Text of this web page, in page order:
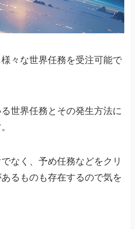
々な世界任務を受注可能で
世界任務とその発生方法に
なく、予め任務などをクリ
るものも存在するので気を